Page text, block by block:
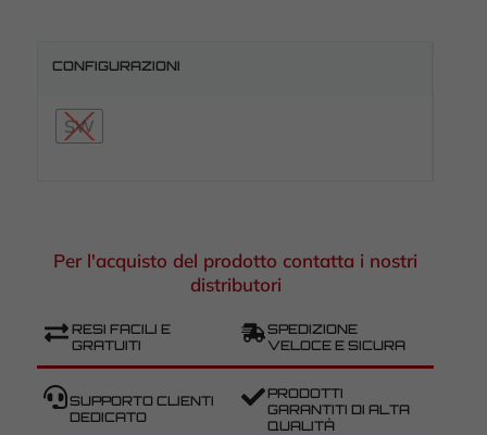
CONFIGURAZIONI
SW
Per l'acquisto del prodotto contatta i nostri
distributori
RESI FACILI E
GRATUITI
SPEDIZIONE
VELOCE E SICURA
SUPPORTO CLIENTI
DEDICATO
PRODOTTI
GARANTITI DI ALTA
QUALITÀ